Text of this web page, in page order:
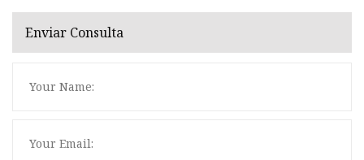
Enviar Consulta